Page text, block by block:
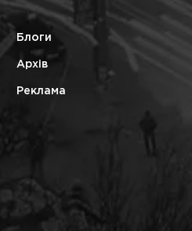
Блоги
Архів
Реклама